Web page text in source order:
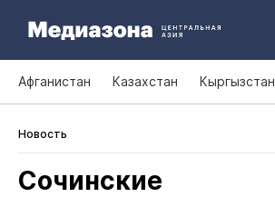
Афганистан Казахстан Кыргызстан
Новость
Сочинские